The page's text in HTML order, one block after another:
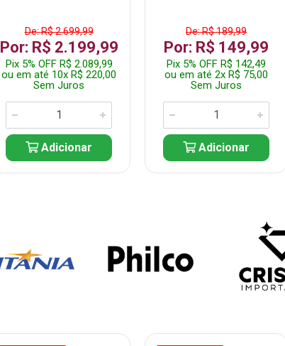
De: R$ 2.699,99
Por: R$ 2.199,99
Pix 5% OFF R$ 2.089,99
ou em até 10x R$ 220,00
Sem Juros
Adicionar
De: R$ 189,99
Por: R$ 149,99
Pix 5% OFF R$ 142,49
ou em até 2x R$ 75,00
Sem Juros
Adicionar